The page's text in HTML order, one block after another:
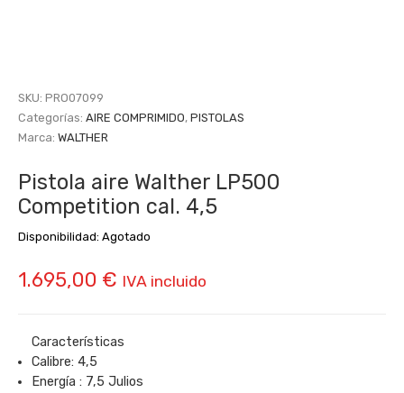
SKU: PRO07099
Categorías: AIRE COMPRIMIDO, PISTOLAS
Marca: WALTHER
Pistola aire Walther LP500
Competition cal. 4,5
Disponibilidad: Agotado
1.695,00 € IVA incluido
Características
Calibre: 4,5
Energía : 7,5 Julios